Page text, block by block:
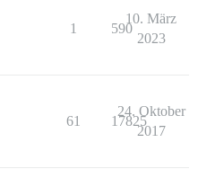
1 590
10. März
2023
61 17825
24. Oktober
2017